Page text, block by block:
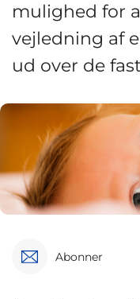
mulighed for
vejledning af
ud over de
Abonner